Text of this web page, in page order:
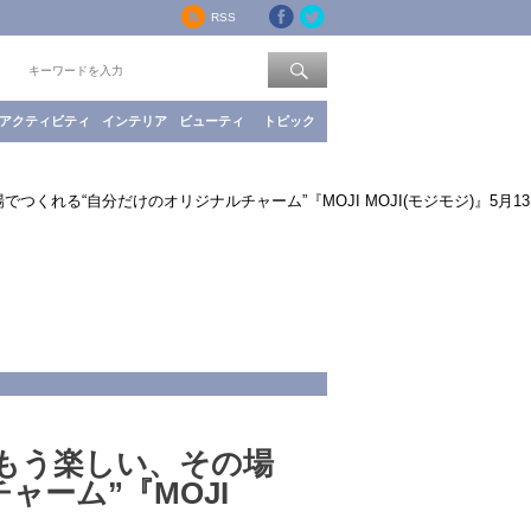
RSS
アクティビティ インテリア ビューティ トピック
つくれる“自分だけのオリジナルチャーム”『MOJI MOJI(モジモジ)』5月
う楽しい、その場
ーム”『MOJI